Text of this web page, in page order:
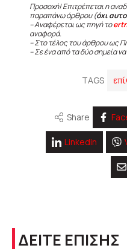
Προσοχή! Επιτρέπεται η
παραπάνω άρθρου (όχι
– Αναφέρεται ως πηγή το
αναφορά.
– Στο τέλος του άρθρου ως
– Σε ένα από τα δύο σημεία
TAGS
Share
Linkedin
ΔΕΙΤΕ ΕΠΙΣΗΣ